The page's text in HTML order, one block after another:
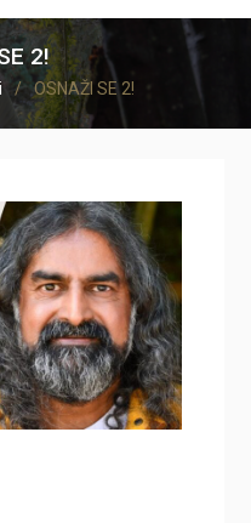
2!
OSNAŽI SE 2!